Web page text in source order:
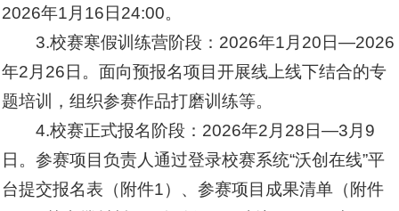
2026年1月16日24:00。
3.校赛寒假训练营阶段：2026年1月20日—2026
年2月26日。面向预报名项目开展线上线下结合的专
题培训，组织参赛作品打磨训练等。
4.校赛正式报名阶段：2026年2月28日—3月9
日。参赛项目负责人通过登录校赛系统“沃创在线”平
台提交报名表（附件1）、参赛项目成果清单（附件